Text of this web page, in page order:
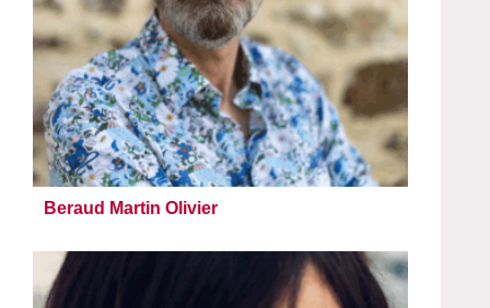
Beraud Martin Olivier